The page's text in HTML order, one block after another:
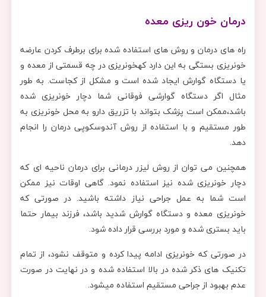
درمان خون ریزی معده
راه های درمان و روش های استفاده شده برای برطرف کردن عارضه
خونریزی بستگی به این دارد کهخونریزی در چه قسمتی از معده و
یا دستگاه گوارش ایجاد شده است و مشکل از کجاست. به طور
مثال اگر دستگاه گوارشی فوقانی شما دچار خونریزی شده
باشد،ممکن است پزشک بتواند با تزریق دارو به محل خونریزی به
طور مستقیم و با استفاده از روش آندوسکوپی درمان را انجام
دهد.
همچنین می توان از روش لیزر درمانی برای درمان ناحیه ای که
دچار خونریزی شده نیز استفاده نمود. گاهی اوقات نیز ممکن
است شما به عمل جراحی نیاز داشته باشید. در صورتی که
خونریزی معده و دستگاه گوارش شدید باشد، فرزند بیمار حتما
باید بستری شده و مورد بررسی قرار داده شود.
در صورتی که خونریزی ادامه پیدا کرده و متوقف نشود، از تمام
تکنیک های ذکر شده در بالا استفاده شده و در نهایت در صورت
عدم بهبود از جراحی مستقیم استفاده میشود.